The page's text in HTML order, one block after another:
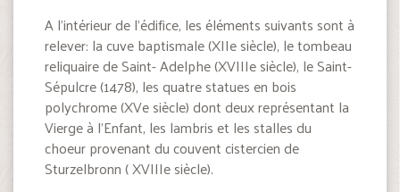
A l’intérieur de l’édifice, les éléments suivants sont à
relever: la cuve baptismale (XIIe siècle), le tombeau
reliquaire de Saint- Adelphe (XVIIIe siècle), le Saint-
Sépulcre (1478), les quatre statues en bois
polychrome (XVe siècle) dont deux représentant la
Vierge à l’Enfant, les lambris et les stalles du
choeur provenant du couvent cistercien de
Sturzelbronn ( XVIIIe siècle).